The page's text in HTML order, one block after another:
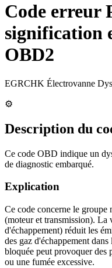
Code erreur
signification
OBD2
EGRCHK Électrovanne
⚙️
Description du
Ce code OBD indique un
de diagnostic embarqué.
Explication
Ce code concerne le
(moteur et transmission). La
d'échappement) réduit les
des gaz d'échappement
bloquée peut provoquer des
ou une fumée excessive.